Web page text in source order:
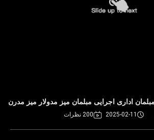
اداری اجرایی مبلمان میز مدولار میز مدرن
2025-02-11 200 نظرات